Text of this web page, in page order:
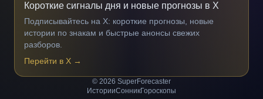
Короткие сигналы дня и новые прогнозы в X
Подписывайтесь на X: короткие прогнозы, новые
истории по знакам и быстрые анонсы свежих
разборов.
Перейти в X →
© 2026 SuperForecaster
ИсторииСонникГороскопы